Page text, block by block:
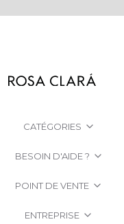
CATÉGORIES
BESOIN D'AIDE ?
POINT DE VENTE
ENTREPRISE